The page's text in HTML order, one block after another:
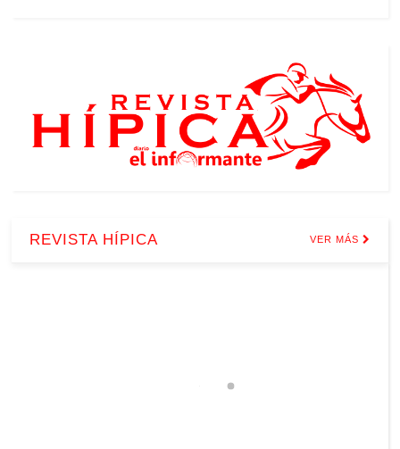
REVISTA HÍPICA VER MÁS